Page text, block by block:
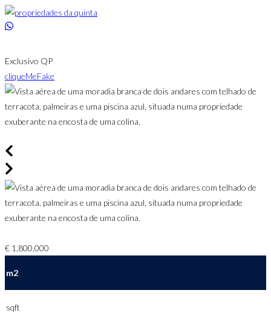
Saltar
para
conteúdo
Exclusivo QP
cliqueMeFake
€ 1,800,000
m2
sqft